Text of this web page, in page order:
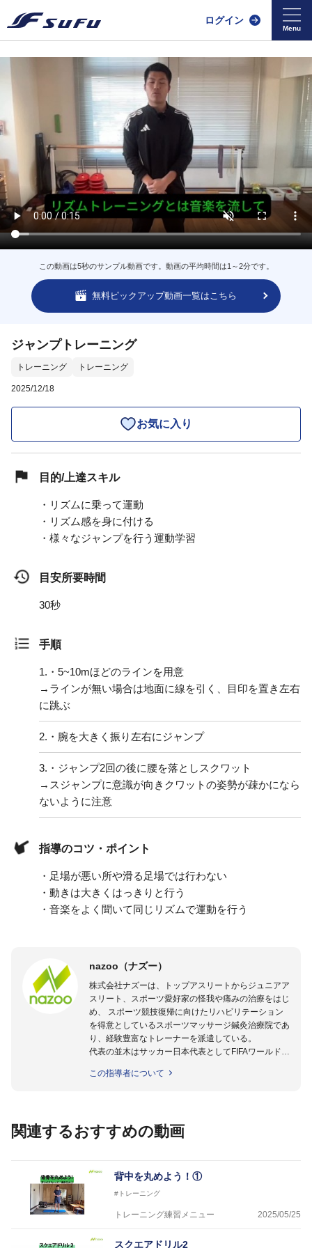
ログイン
この動画は5秒のサンプル動画です。動画の平均時間は1～2分です。
無料ピックアップ動画一覧はこちら
ジャンプトレーニング
トレーニング トレーニング
2025/12/18
お気に入り
目的/上達スキル
・リズムに乗って運動
・リズム感を身に付ける
・様々なジャンプを行う運動学習
目安所要時間
30秒
手順
1. ・5~10mほどのラインを用意
→ラインが無い場合は地面に線を引く、目印を置き左右
に跳ぶ
2. ・腕を大きく振り左右にジャンプ
3. ・ジャンプ2回の後に腰を落としスクワット
→スジャンプに意識が向きクワットの姿勢が疎かになら
ないように注意
指導のコツ・ポイント
・足場が悪い所や滑る足場では行わない
・動きは大きくはっきりと行う
・音楽をよく聞いて同じリズムで運動を行う
nazoo（ナズー）
株式会社ナズーは、トップアスリートからジュニアア
スリート、スポーツ愛好家の怪我や痛みの治療をはじ
め、 スポーツ競技復帰に向けたリハビリテーション
を得意としているスポーツマッサージ鍼灸治療院であ
り、経験豊富なトレーナーを派遣している。
代表の並木はサッカー日本代表としてFIFAワールドカ
のほかU-23日本代表のアスレティックトレーナーと
世代のサッカーを中心に、WJBL、社会人ラグビー、
を派遣している。
さらには講演会やセミナー、専門学校などの教育機関
に講師を派遣するなど後進育成にも力を入れている。
「一人一人の健康な人生をサポートする」を企業理念
からサポートし、一人一人の「楽しく、豊かに、生き
この指導者について
関連するおすすめの動画
背中を丸めよう！①
#トレーニング
トレーニング練習メニュー 2025/05/25
スクエアドリル2